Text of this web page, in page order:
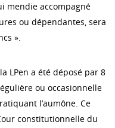
mendie accompagné
ou dépendantes, sera
».
LPen a été déposé par 8
ou occasionnelle
l’aumône. Ce
constitutionnelle du